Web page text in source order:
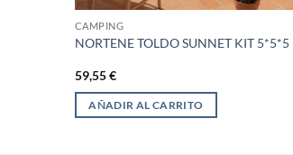
CAMPING
NORTENE TOLDO SUNNET KIT 5*5*5
59,55€
AÑADIR AL CARRITO